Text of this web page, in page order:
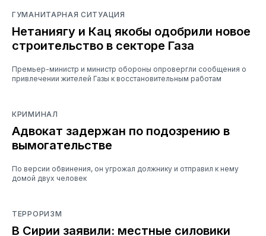
ГУМАНИТАРНАЯ СИТУАЦИЯ
Нетаниягу и Кац якобы одобрили новое
строительство в секторе Газа
Премьер-министр и министр обороны опровергли сообщения о
привлечении жителей Газы к восстановительным работам
КРИМИНАЛ
Адвокат задержан по подозрению в
вымогательстве
По версии обвинения, он угрожал должнику и отправил к нему
домой двух человек
ТЕРРОРИЗМ
В Сирии заявили: местные силовики